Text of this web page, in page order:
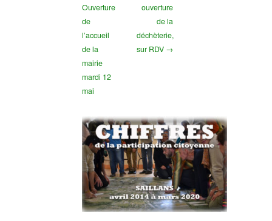
Ouverture
de
l’accueil
de la
mairie
mardi 12
mai
ouverture
de la
déchèterie,
sur RDV →